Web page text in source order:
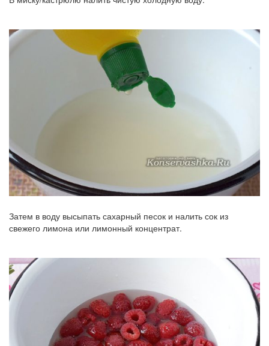
Затем в воду высыпать сахарный песок и налить сок из
свежего лимона или лимонный концентрат.